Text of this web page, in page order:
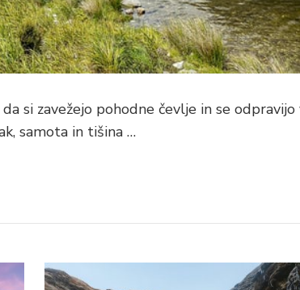
si zavežejo pohodne čevlje in se odpravijo
samota in tišina …